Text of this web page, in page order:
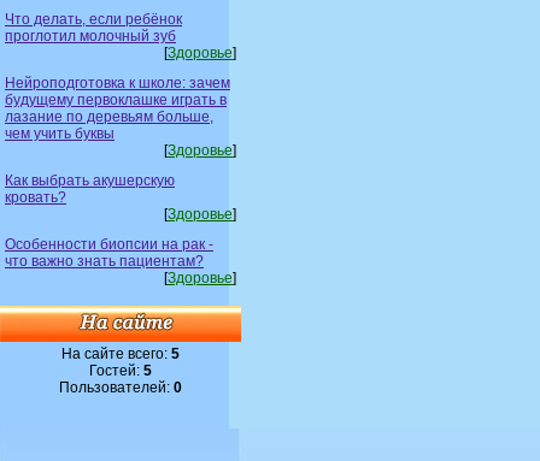
Что делать, если ребёнок
проглотил молочный зуб
[Здоровье]
Нейроподготовка к школе: зачем
будущему первоклашке играть в
лазание по деревьям больше,
чем учить буквы
[Здоровье]
Как выбрать акушерскую
кровать?
[Здоровье]
Особенности биопсии на рак -
что важно знать пациентам?
[Здоровье]
На сайте всего: 5
Гостей: 5
Пользователей: 0